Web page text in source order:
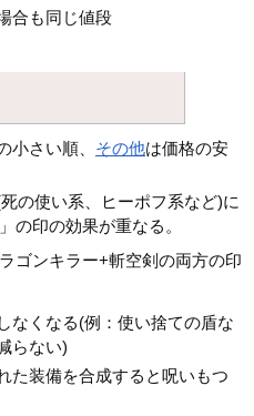
合も同じ値段
小さい順、 その他は価格の安
の使い系、ヒーポフ系など)に
の印の効果が重なる。
ゴンキラー+斬空剣の両方の印
なくなる(例：使い捨ての盾な
らない)
た装備を合成すると呪いもつ